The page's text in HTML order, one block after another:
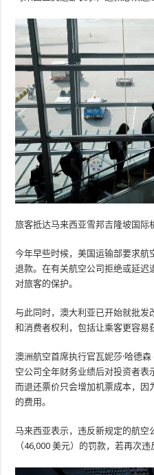
旅客抵达马来西亚雪邦吉隆坡国际
今年早些时候，美国运输部要求航
退款。在有关航空公司拒绝或延迟
对旅客的保护。
与此同时，澳大利亚已开始就批发
和消费者权利，包括让乘客更容易
澳洲航空首席执行官瓦妮莎·哈德
空公司全年财务业绩后对投资者
而退还票价只会增加机票成本，因
的费用。
马来西亚表示，违反新规定的航空
（46,000 美元）的罚款，若再次